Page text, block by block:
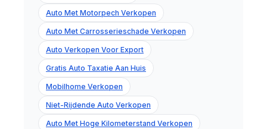
Auto Met Motorpech Verkopen
Auto Met Carrosserieschade Verkopen
Auto Verkopen Voor Export
Gratis Auto Taxatie Aan Huis
Mobilhome Verkopen
Niet-Rijdende Auto Verkopen
Auto Met Hoge Kilometerstand Verkopen